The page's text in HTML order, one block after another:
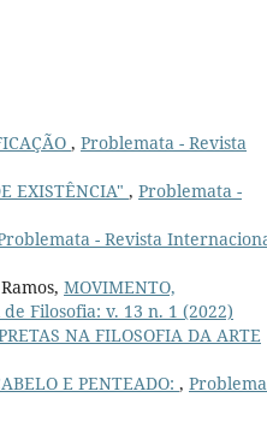
, Problemata - Revista
EXISTÊNCIA" , Problemata -
- Revista
MOVIMENTO,
Filosofia: v. 13 n. 1 (2022)
NA FILOSOFIA DA ARTE
E PENTEADO: ,